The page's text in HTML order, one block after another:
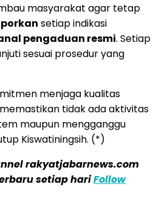
masyarakat agar tetap
setiap indikasi
pengaduan resmi. Setiap
sesuai prosedur yang
menjaga kualitas
tidak ada aktivitas
maupun mengganggu
Kiswatiningsih. (*)
rakyatjabarnews.com
setiap hariFollow